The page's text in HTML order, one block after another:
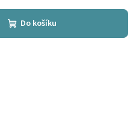
Do košíku